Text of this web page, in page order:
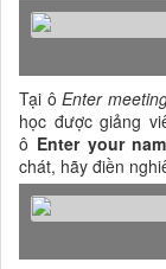
Tại ôEnter
học được giảng
ô Enter your
chát, hãy điền